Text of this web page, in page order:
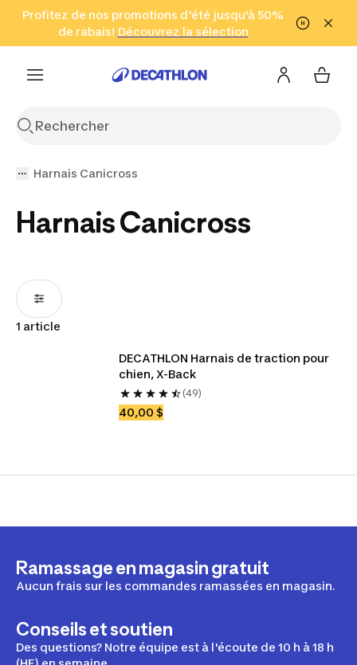
Aller à la recherche Aller au contenu Aller au pied de
Profitez de nos promotions d'été jusqu'à 50%
de rabais! Découvrez la sélection
Cliquez ici
en seulement 2 h!
(Zones sélectionnées)
Harnais Canicross
Harnais Canicross
1 article
DECATHLON Harnais de traction pour
chien, X-Back
(49)
40,00 $
Ramassage en magasin gratuit
Aucun frais sur les commandes ramassées en magasin.
Conseils et soutien
Des questions? Notre équipe est à l'écoute de 10 h à 18 h